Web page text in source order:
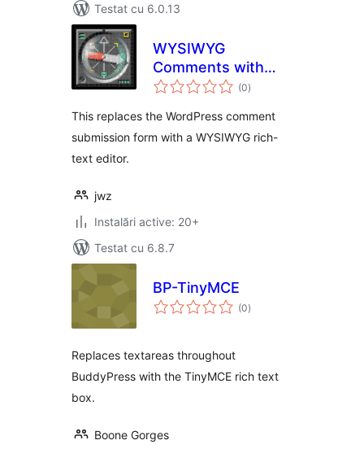
Testat cu 6.0.13
WYSIWYG
Comments with
Trix Editor
(0total
aprecieri
)
This replaces the WordPress comment
submission form with a WYSIWYG rich-
text editor.
jwz
Instalări active: 20+
Testat cu 6.8.7
BP-TinyMCE
(0total
aprecieri
)
Replaces textareas throughout
BuddyPress with the TinyMCE rich text
box.
Boone Gorges